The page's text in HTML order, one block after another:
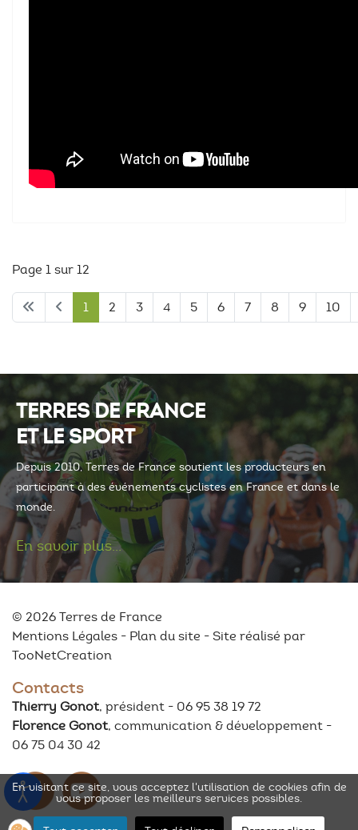
Page 1 sur 12
1 2 3 4 5 6 7 8 9 10
TERRES DE FRANCE
ET LE SPORT
Depuis 2010, Terres de France soutient les producteurs en
participant à des événements cyclistes en France et dans le
monde.
En savoir plus...
© 2026 Terres de France
Mentions Légales - Plan du site - Site réalisé par
TooNetCreation
Contacts
Thierry Gonot, président - 06 95 38 19 72
Florence Gonot, communication & développement -
06 75 04 30 42
En visitant ce site, vous acceptez l'utilisation de cookies afin de
vous proposer les meilleurs services possibles.